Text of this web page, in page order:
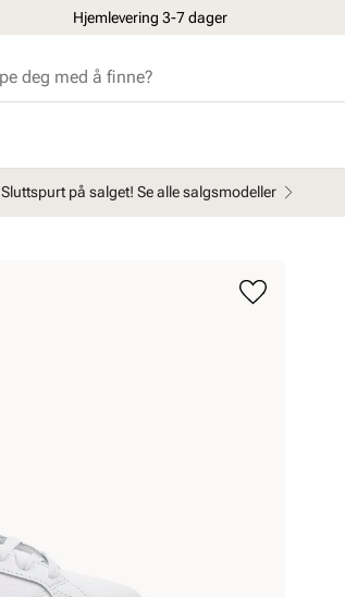
Hjemlevering 3-7 dager
Sluttspurt på salget! Se alle salgsmodeller